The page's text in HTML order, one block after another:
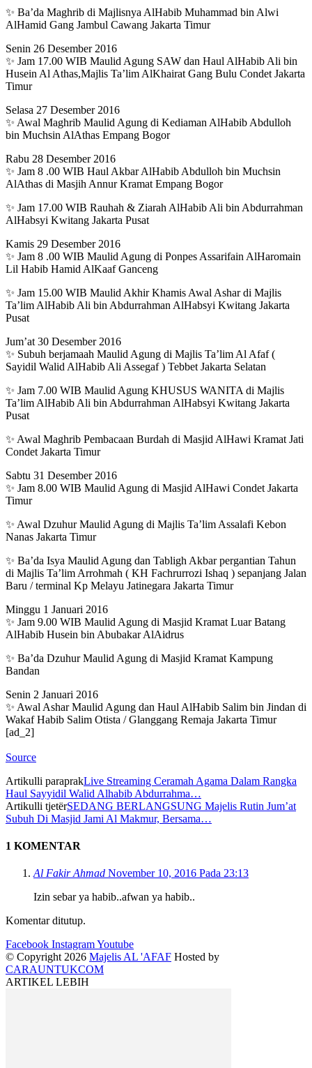
✨ Ba’da Maghrib di Majlisnya AlHabib Muhammad bin Alwi
AlHamid Gang Jambul Cawang Jakarta Timur
Senin 26 Desember 2016
✨ Jam 17.00 WIB Maulid Agung SAW dan Haul AlHabib Ali bin
Husein Al Athas,Majlis Ta’lim AlKhairat Gang Bulu Condet Jakarta
Timur
Selasa 27 Desember 2016
✨ Awal Maghrib Maulid Agung di Kediaman AlHabib Abdulloh
bin Muchsin AlAthas Empang Bogor
Rabu 28 Desember 2016
✨ Jam 8 .00 WIB Haul Akbar AlHabib Abdulloh bin Muchsin
AlAthas di Masjih Annur Kramat Empang Bogor
✨ Jam 17.00 WIB Rauhah & Ziarah AlHabib Ali bin Abdurrahman
AlHabsyi Kwitang Jakarta Pusat
Kamis 29 Desember 2016
✨ Jam 8 .00 WIB Maulid Agung di Ponpes Assarifain AlHaromain
Lil Habib Hamid AlKaaf Ganceng
✨ Jam 15.00 WIB Maulid Akhir Khamis Awal Ashar di Majlis
Ta’lim AlHabib Ali bin Abdurrahman AlHabsyi Kwitang Jakarta
Pusat
Jum’at 30 Desember 2016
✨ Subuh berjamaah Maulid Agung di Majlis Ta’lim Al Afaf (
Sayidil Walid AlHabib Ali Assegaf ) Tebbet Jakarta Selatan
✨ Jam 7.00 WIB Maulid Agung KHUSUS WANITA di Majlis
Ta’lim AlHabib Ali bin Abdurrahman AlHabsyi Kwitang Jakarta
Pusat
✨ Awal Maghrib Pembacaan Burdah di Masjid AlHawi Kramat Jati
Condet Jakarta Timur
Sabtu 31 Desember 2016
✨ Jam 8.00 WIB Maulid Agung di Masjid AlHawi Condet Jakarta
Timur
✨ Awal Dzuhur Maulid Agung di Majlis Ta’lim Assalafi Kebon
Nanas Jakarta Timur
✨ Ba’da Isya Maulid Agung dan Tabligh Akbar pergantian Tahun
di Majlis Ta’lim Arrohmah ( KH Fachrurrozi Ishaq ) sepanjang Jalan
Baru / terminal Kp Melayu Jatinegara Jakarta Timur
Minggu 1 Januari 2016
✨ Jam 9.00 WIB Maulid Agung di Masjid Kramat Luar Batang
AlHabib Husein bin Abubakar AlAidrus
✨ Ba’da Dzuhur Maulid Agung di Masjid Kramat Kampung
Bandan
Senin 2 Januari 2016
✨ Awal Ashar Maulid Agung dan Haul AlHabib Salim bin Jindan di
Wakaf Habib Salim Otista / Glanggang Remaja Jakarta Timur
[ad_2]
Source
Artikulli paraprakLive Streaming Ceramah Agama Dalam Rangka
Haul Sayyidil Walid Alhabib Abdurrahma…
Artikulli tjetërSEDANG BERLANGSUNG Majelis Rutin Jum’at
Subuh Di Masjid Jami Al Makmur, Bersama…
1 KOMENTAR
Al Fakir Ahmad November 10, 2016 Pada 23:13
Izin sebar ya habib..afwan ya habib..
Komentar ditutup.
Facebook InstagramYoutube
© Copyright 2026 Majelis AL 'AFAF Hosted by
CARAUNTUKCOM
ARTIKEL LEBIH